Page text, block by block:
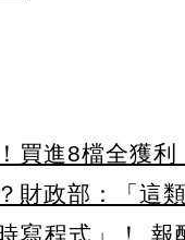
買進8檔全獲
財政部：「這
寫程式」！